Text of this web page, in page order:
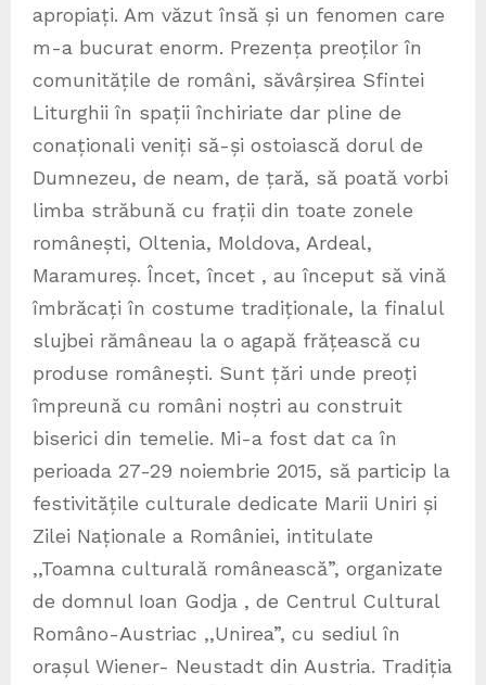
apropiați. Am văzut însă și un fenomen care
m-a bucurat enorm. Prezența preoților în
comunitățile de români, săvârșirea Sfintei
Liturghii în spații închiriate dar pline de
conaționali veniți să-și ostoiască dorul de
Dumnezeu, de neam, de țară, să poată vorbi
limba străbună cu frații din toate zonele
românești, Oltenia, Moldova, Ardeal,
Maramureș. Încet, încet , au început să vină
îmbrăcați în costume tradiționale, la finalul
slujbei rămâneau la o agapă frățească cu
produse românești. Sunt țări unde preoți
împreună cu români noștri au construit
biserici din temelie. Mi-a fost dat ca în
perioada 27-29 noiembrie 2015, să particip la
festivitățile culturale dedicate Marii Uniri și
Zilei Naționale a României, intitulate
,,Toamna culturală românească”, organizate
de domnul Ioan Godja , de Centrul Cultural
Româno-Austriac ,,Unirea”, cu sediul în
orașul Wiener- Neustadt din Austria. Tradiția